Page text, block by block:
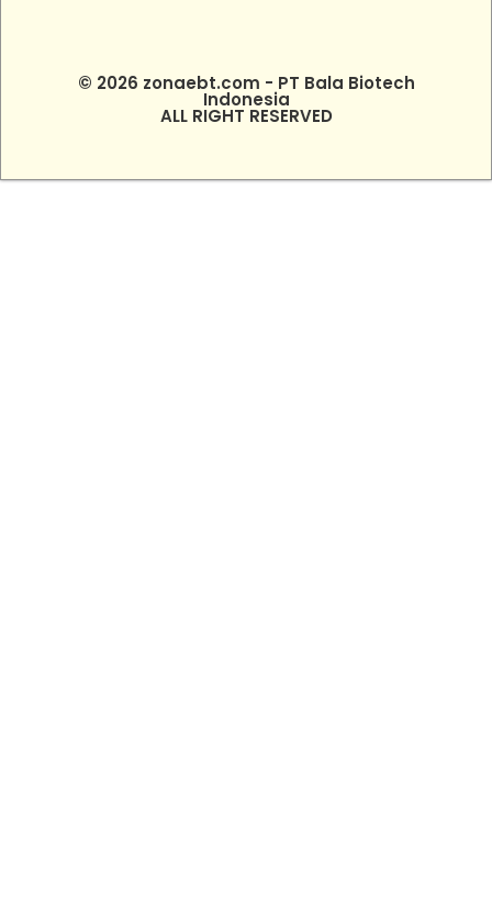
© 2026 zonaebt.com - PT Bala Biotech
Indonesia
ALL RIGHT RESERVED